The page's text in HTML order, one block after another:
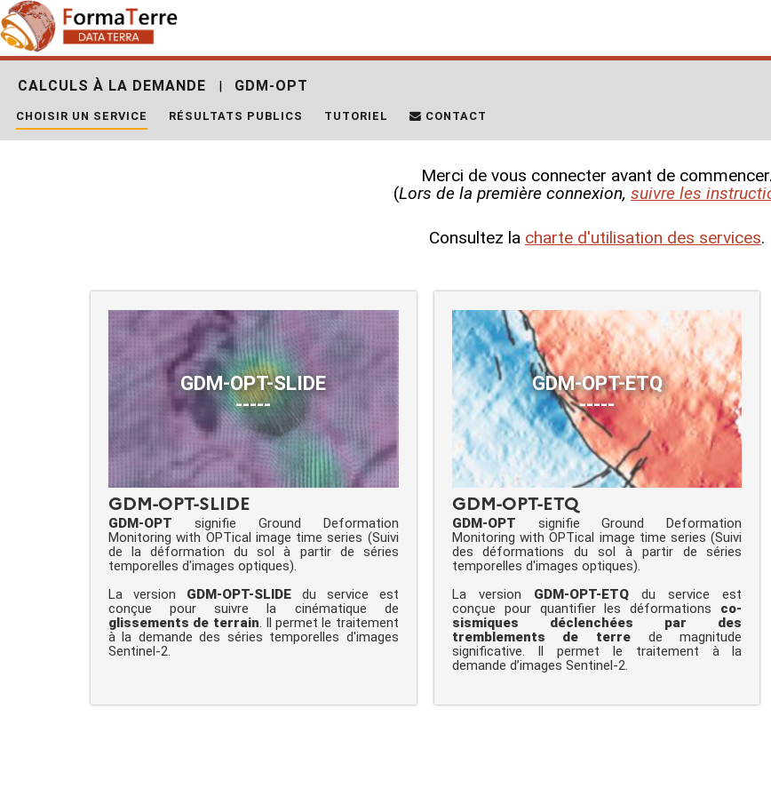
Skip
to
content
CALCULS À LA DEMANDE | GDM-OPT
CHOISIR UN SERVICE RÉSULTATS PUBLICS TUTORIEL CONTACT
Merci de vous connecter avant de commencer.
(Lors de la première connexion, suivre les
Consultez la charte d'utilisation des services.
GDM-OPT-SLIDE
-----
GDM-OPT-SLIDE
GDM-OPT signifie Ground Deformation
Monitoring with OPTical image time series (Suivi
de la déformation du sol à partir de séries
temporelles d'images optiques).
La version GDM-OPT-SLIDEdu service est
conçue pour suivre la cinématique de
glissements de terrain. Il permet le traitement
à la demande des séries temporelles d'images
Sentinel-2.
GDM-OPT-ETQ
-----
GDM-OPT-ETQ
GDM-OPT signifie Ground Deformation
Monitoring with OPTical image time series (Suivi
des déformations du sol à partir de séries
temporelles d'images optiques).
La version GDM-OPT-ETQdu service est
conçue pour quantifier les déformations co-
sismiques déclenchées par des
tremblements de terre de magnitude
significative. Il permet le traitement à la
demande d’images Sentinel-2.
Rechercher :